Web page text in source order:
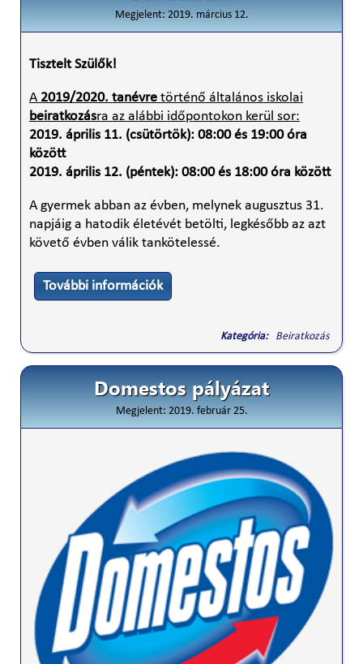
Megjelent: 2019. március 12.
Tisztelt Szülők!
A 2019/2020. tanévre történő általános iskolai
beiratkozásra az alábbi időpontokon kerül sor:
2019. április 11. (csütörtök): 08:00 és 19:00 óra
között
2019. április 12. (péntek): 08:00 és 18:00 óra között
A gyermek abban az évben, melynek augusztus 31.
napjáig a hatodik életévét betölti, legkésőbb az azt
követő évben válik tankötelessé.
További információk
Kategória: Beiratkozás
Domestos pályázat
Megjelent: 2019. február 25.